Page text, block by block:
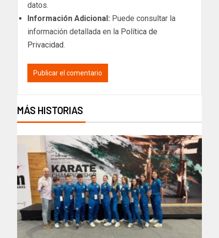
datos.
Información Adicional: Puede consultar la
información detallada en la Política de
Privacidad.
MÁS HISTORIAS